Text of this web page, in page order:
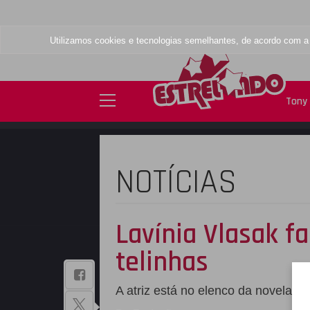
Utilizamos cookies e tecnologias semelhantes, de acordo com
Tony
NOTÍCIAS
Lavínia Vlasak
telinhas
A atriz está no elenco da novela
BAIXE NOSSO